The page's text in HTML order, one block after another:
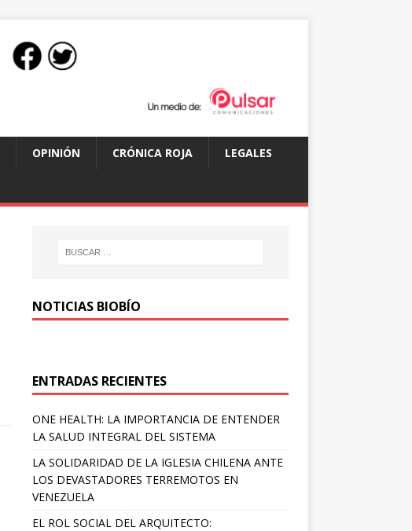
OPINIÓN CRÓNICA ROJA LEGALES
NOTICIAS BIOBÍO
ENTRADAS RECIENTES
ONE HEALTH: LA IMPORTANCIA DE ENTENDER
LA SALUD INTEGRAL DEL SISTEMA
LA SOLIDARIDAD DE LA IGLESIA CHILENA ANTE
LOS DEVASTADORES TERREMOTOS EN
VENEZUELA
EL ROL SOCIAL DEL ARQUITECTO: